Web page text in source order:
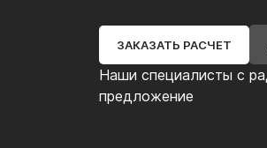
Наши специалисты с
предложение
ЗАКАЗАТЬ РАСЧЕТ